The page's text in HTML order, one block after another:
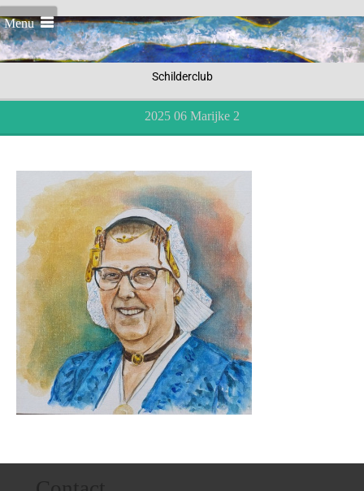
Menu
Schilderclub
2025 06 Marijke 2